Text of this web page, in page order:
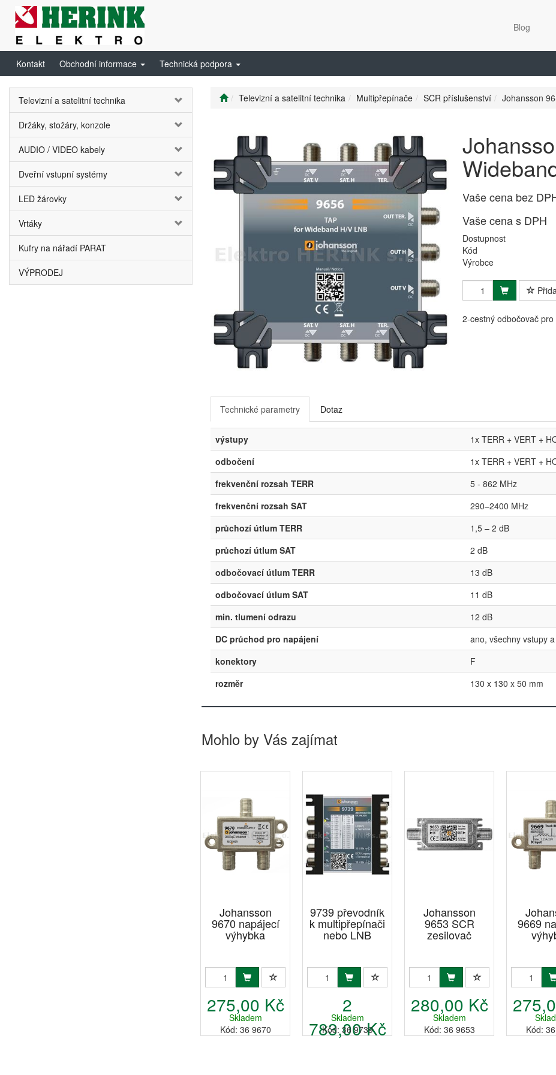
Blog
Kontakt Obchodní informace Technická podpora
Televizní a satelitní technika
Držáky, stožáry, konzole
AUDIO / VIDEO kabely
Dveřní vstupní systémy
LED žárovky
Vrtáky
Kufry na nářadí PARAT
VÝPRODEJ
Televizní a satelitní technika Multipřepínače SCR příslušenství Johansson
Vaše cena bez
Vaše cena s DPH
Dostupnost
Kód
Výrobce
2-cestný odbočovač
Technické parametry Dotaz
výstupy
1x TERR + VERT +
odbočení
1x TERR + VERT +
frekvenční rozsah TERR
5 - 862 MHz
frekvenční rozsah SAT
290–2400 MHz
průchozí útlum TERR
1,5 – 2 dB
průchozí útlum SAT
2 dB
odbočovací útlum TERR
13 dB
odbočovací útlum SAT
11 dB
min. tlumení odrazu
12 dB
DC průchod pro napájení
ano, všechny vstupy
konektory
F
rozměr
130 x 130 x 50 mm
Mohlo by Vás zajímat
Johansson
9670 napájecí
výhybka
275,00 Kč
Skladem
Kód: 36 9670
9739 převodník
k multipřepínači
nebo LNB
2
783,00 Kč
Skladem
Kód: 36 9739
Johansson
9653 SCR
zesilovač
280,00 Kč
Skladem
Kód: 36 9653
9669
Kód: